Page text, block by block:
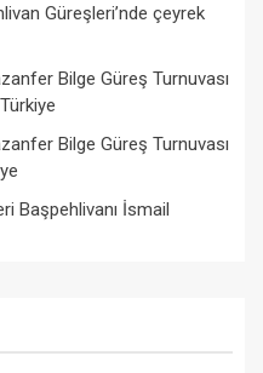
Güreşleri’nde çeyrek
Bilge Güreş Turnuvası
Bilge Güreş Turnuvası
Başpehlivanı İsmail